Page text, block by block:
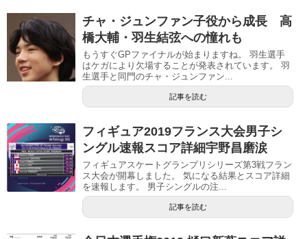
チャ・ジュンファン子役から成長 高
橋大輔・羽生結弦への憧れも
もうすぐGPファイナルが始まりますね。 羽生選手
はケガにより欠場することが発表されています。 羽
生選手と同門のチャ・ジュンファン...
記事を読む
フィギュア2019フランス大会男子シ
ングル速報スコア詳細宇野昌磨涙
フィギュアスケートグランプリシリーズ第3戦フラン
ス大会が開幕しました。 気になる結果とスコア詳細
を速報します。 男子シングルの注...
記事を読む